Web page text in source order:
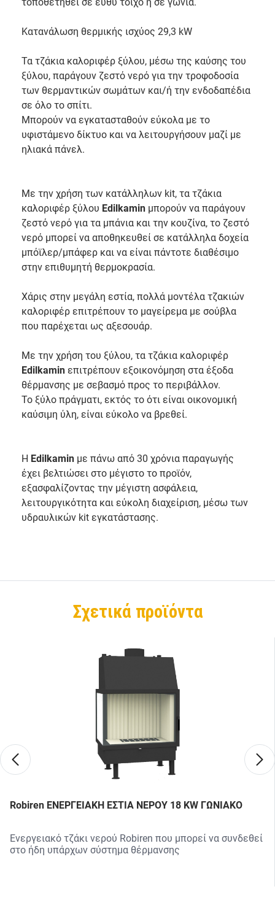
Κατανάλωση θερμικής ισχύος 29,3 kW
Τα τζάκια καλοριφέρ ξύλου, μέσω της καύσης του
ξύλου, παράγουν ζεστό νερό για την τροφοδοσία
των θερμαντικών σωμάτων και/ή την ενδοδαπέδια
σε όλο το σπίτι.
Μπορούν να εγκατασταθούν εύκολα με το
υφιστάμενο δίκτυο και να λειτουργήσουν μαζί με
ηλιακά πάνελ.
Με την χρήση των κατάλληλων kit, τα τζάκια
καλοριφέρ ξύλου Edilkamin μπορούν να παράγουν
ζεστό νερό για τα μπάνια και την κουζίνα, το ζεστό
νερό μπορεί να αποθηκευθεί σε κατάλληλα δοχεία
μπόϊλερ/μπάφερ και να είναι πάντοτε διαθέσιμο
στην επιθυμητή θερμοκρασία.
Χάρις στην μεγάλη εστία, πολλά μοντέλα τζακιών
καλοριφέρ επιτρέπουν το μαγείρεμα με σούβλα
που παρέχεται ως αξεσουάρ.
Με την χρήση του ξύλου, τα τζάκια καλοριφέρ
Edilkamin επιτρέπουν εξοικονόμηση στα έξοδα
θέρμανσης με σεβασμό προς το περιβάλλον.
Το ξύλο πράγματι, εκτός το ότι είναι οικονομική
καύσιμη ύλη, είναι εύκολο να βρεθεί.
Η Edilkamin με πάνω από 30 χρόνια παραγωγής
έχει βελτιώσει στο μέγιστο το προϊόν,
εξασφαλίζοντας την μέγιστη ασφάλεια,
λειτουργικότητα και εύκολη διαχείριση, μέσω των
υδραυλικών kit εγκατάστασης.
Σχετικά προϊόντα
Robiren ΕΝΕΡΓΕΙΑΚΗ ΕΣΤΙΑ ΝΕΡΟΥ 18 KW ΓΩΝΙΑΚΟ
Ενεργειακό τζάκι νερού Robiren που μπορεί να συνδεθεί
στο ήδη υπάρχων σύστημα θέρμανσης